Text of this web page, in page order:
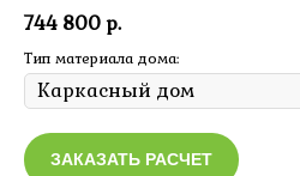
744 800р.
Тип материала дома:
ЗАКАЗАТЬ РАСЧЕТ